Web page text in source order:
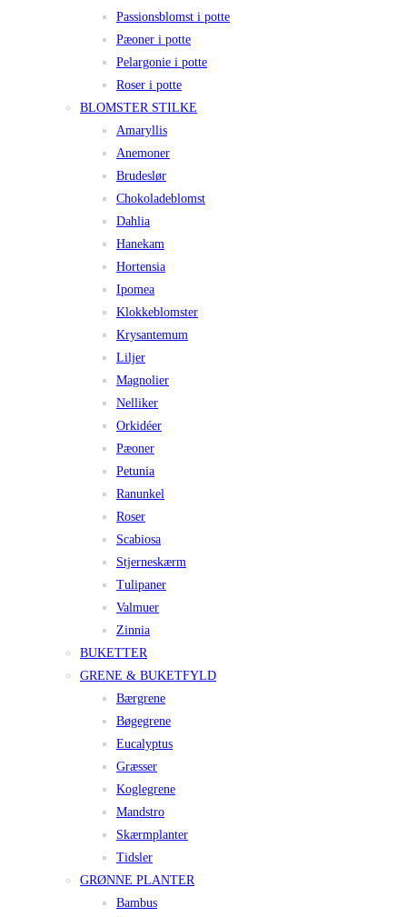
Passionsblomst i potte
Pæoner i potte
Pelargonie i potte
Roser i potte
BLOMSTER STILKE
Amaryllis
Anemoner
Brudeslør
Chokoladeblomst
Dahlia
Hanekam
Hortensia
Ipomea
Klokkeblomster
Krysantemum
Liljer
Magnolier
Nelliker
Orkidéer
Pæoner
Petunia
Ranunkel
Roser
Scabiosa
Stjerneskærm
Tulipaner
Valmuer
Zinnia
BUKETTER
GRENE & BUKETFYLD
Bærgrene
Bøgegrene
Eucalyptus
Græsser
Koglegrene
Mandstro
Skærmplanter
Tidsler
GRØNNE PLANTER
Bambus